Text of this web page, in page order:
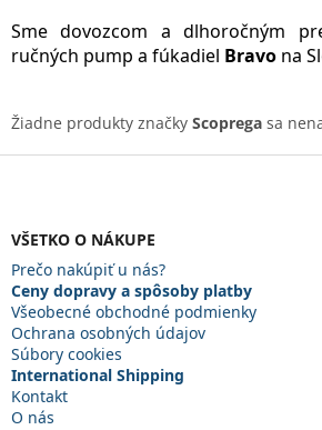
Sme dovozcom a dlhoročným
ručných pump a fúkadiel Bravo na
Žiadne produkty značky Scoprega sa
Z
VŠETKO O NÁKUPE
Prečo nakúpiť u nás?
Ceny dopravy a spôsoby platby
Všeobecné obchodné podmienky
Ochrana osobných údajov
Súbory cookies
International Shipping
Kontakt
O nás